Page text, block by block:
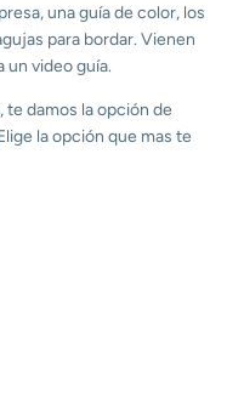
una guía de color, los
para bordar. Vienen
un video guía.
te damos la opción de
la opción que mas te